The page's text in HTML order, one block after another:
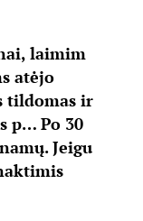
laimim
atėjo
tildomas ir
p… Po 30
Jeigu